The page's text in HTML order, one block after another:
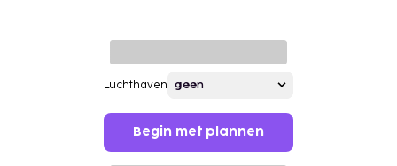
Luchthaven
Begin met plannen